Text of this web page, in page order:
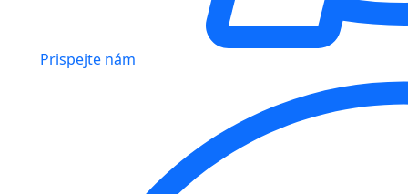
Prispejte nám